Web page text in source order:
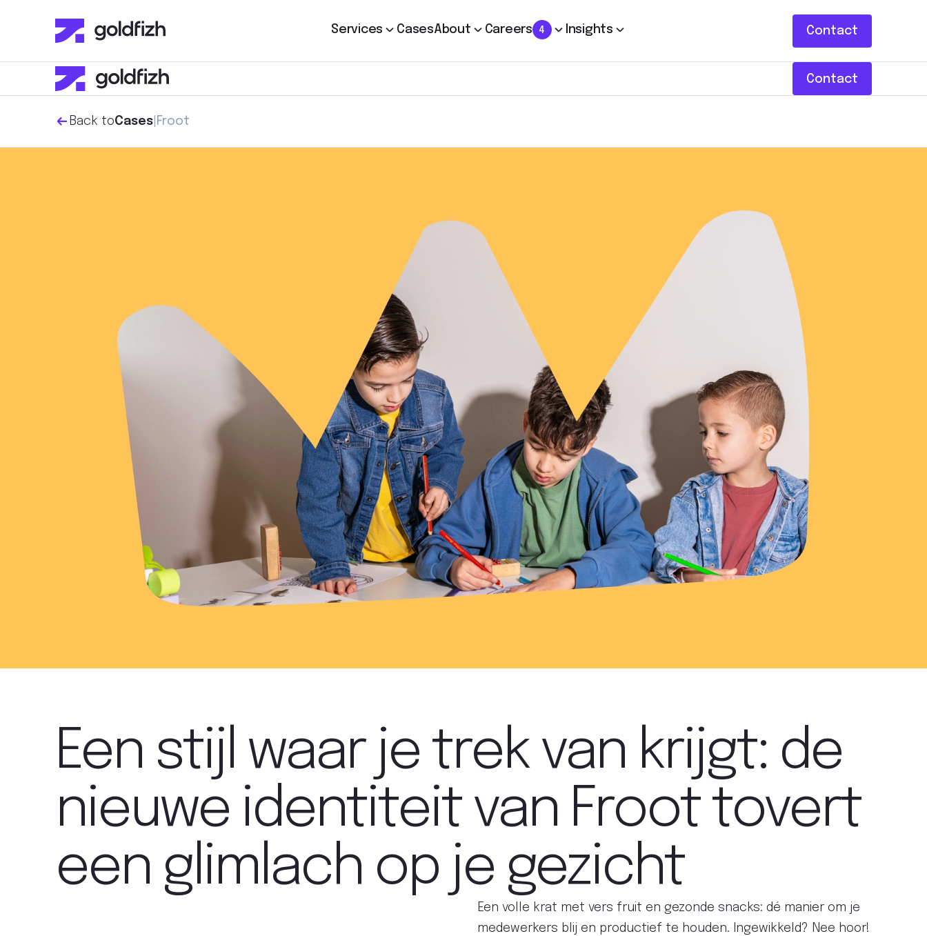
Services CasesAbout Careers 4 Insights Contact
Contact
Back toCases Froot
Een stijl waar je trek van krijgt: de
nieuwe identiteit van Froot tovert
een glimlach op je gezicht
Een volle krat met vers fruit en gezonde snacks: dé manier om je
medewerkers blij en productief te houden. Ingewikkeld? Nee hoor!